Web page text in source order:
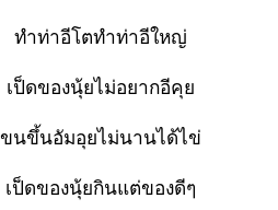
ทำท่าอีโตทำท่าอีใหญ่
เป็ดของนุ้ยไม่อยากอีคุย
ขนขึ้นอัมอุยไม่นานได้ไข่
เป็ดของนุ้ยกินแต่ของดีๆ